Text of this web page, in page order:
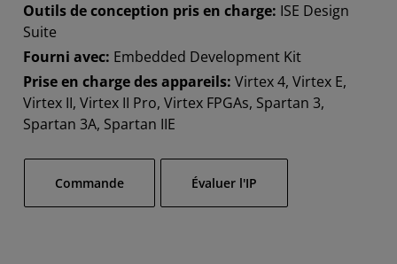
Outils de conception pris en charge: ISE Design
Suite
Fourni avec: Embedded Development Kit
Prise en charge des appareils: Virtex 4, Virtex E,
Virtex II, Virtex II Pro, Virtex FPGAs, Spartan 3,
Spartan 3A, Spartan IIE
​Commande Évaluer l'IP